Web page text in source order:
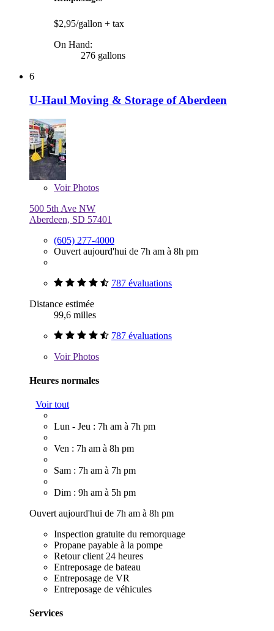
$2,95/gallon + tax
On Hand:
276 gallons
6
U-Haul Moving & Storage of Aberdeen
VoirPhotos
500 5th Ave NW
Aberdeen, SD 57401
(605) 277-4000
Ouvert aujourd'hui de 7h am à 8h pm
787 évaluations
Distance estimée
99,6 milles
787 évaluations
VoirPhotos
Heures normales
Voir tout
Lun - Jeu : 7h am à 7h pm
Ven : 7h am à 8h pm
Sam : 7h am à 7h pm
Dim : 9h am à 5h pm
Ouvert aujourd'hui de 7h am à 8h pm
Inspection gratuite du remorquage
Propane payable à la pompe
Retour client 24 heures
Entreposage de bateau
Entreposage de VR
Entreposage de véhicules
Services